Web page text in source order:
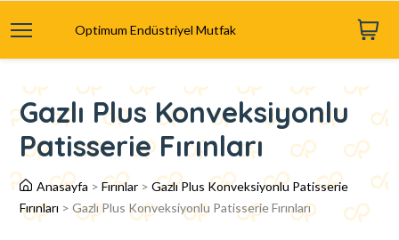
Optimum Endüstriyel Mutfak
Gazlı Plus Konveksiyonlu
Patisserie Fırınları
Anasayfa > Fırınlar > Gazlı Plus Konveksiyonlu Patisserie
Fırınları > Gazlı Plus Konveksiyonlu Patisserie Fırınları